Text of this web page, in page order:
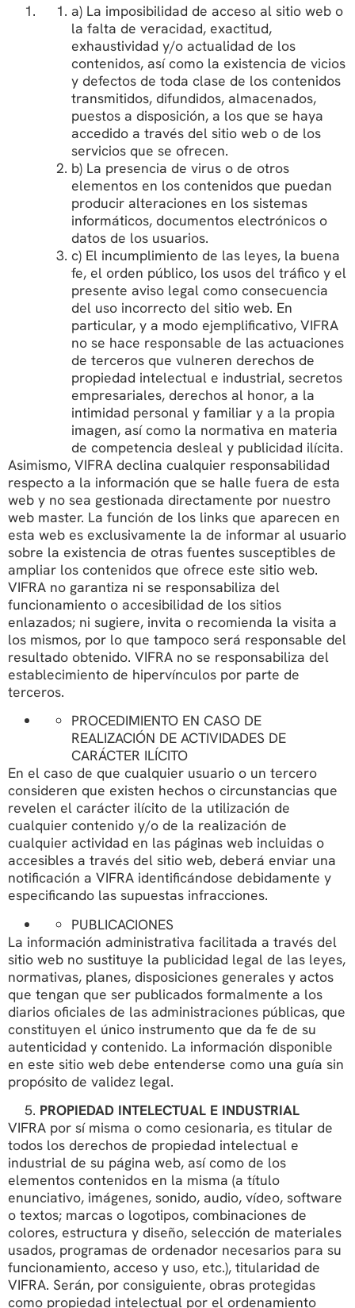
a) La imposibilidad de acceso al sitio web o
la falta de veracidad, exactitud,
exhaustividad y/o actualidad de los
contenidos, así como la existencia de vicios
y defectos de toda clase de los contenidos
transmitidos, difundidos, almacenados,
puestos a disposición, a los que se haya
accedido a través del sitio web o de los
servicios que se ofrecen.
b) La presencia de virus o de otros
elementos en los contenidos que puedan
producir alteraciones en los sistemas
informáticos, documentos electrónicos o
datos de los usuarios.
c) El incumplimiento de las leyes, la buena
fe, el orden público, los usos del tráfico y el
presente aviso legal como consecuencia
del uso incorrecto del sitio web. En
particular, y a modo ejemplificativo, VIFRA
no se hace responsable de las actuaciones
de terceros que vulneren derechos de
propiedad intelectual e industrial, secretos
empresariales, derechos al honor, a la
intimidad personal y familiar y a la propia
imagen, así como la normativa en materia
de competencia desleal y publicidad ilícita.
Asimismo, VIFRA declina cualquier responsabilidad
respecto a la información que se halle fuera de esta
web y no sea gestionada directamente por nuestro
web master. La función de los links que aparecen en
esta web es exclusivamente la de informar al usuario
sobre la existencia de otras fuentes susceptibles de
ampliar los contenidos que ofrece este sitio web.
VIFRA no garantiza ni se responsabiliza del
funcionamiento o accesibilidad de los sitios
enlazados; ni sugiere, invita o recomienda la visita a
los mismos, por lo que tampoco será responsable del
resultado obtenido. VIFRA no se responsabiliza del
establecimiento de hipervínculos por parte de
terceros.
PROCEDIMIENTO EN CASO DE
REALIZACIÓN DE ACTIVIDADES DE
CARÁCTER ILÍCITO
En el caso de que cualquier usuario o un tercero
consideren que existen hechos o circunstancias que
revelen el carácter ilícito de la utilización de
cualquier contenido y/o de la realización de
cualquier actividad en las páginas web incluidas o
accesibles a través del sitio web, deberá enviar una
notificación a VIFRA identificándose debidamente y
especificando las supuestas infracciones.
PUBLICACIONES
La información administrativa facilitada a través del
sitio web no sustituye la publicidad legal de las leyes,
normativas, planes, disposiciones generales y actos
que tengan que ser publicados formalmente a los
diarios oficiales de las administraciones públicas, que
constituyen el único instrumento que da fe de su
autenticidad y contenido. La información disponible
en este sitio web debe entenderse como una guía sin
propósito de validez legal.
PROPIEDAD INTELECTUAL E INDUSTRIAL
VIFRA por sí misma o como cesionaria, es titular de
todos los derechos de propiedad intelectual e
industrial de su página web, así como de los
elementos contenidos en la misma (a título
enunciativo, imágenes, sonido, audio, vídeo, software
o textos; marcas o logotipos, combinaciones de
colores, estructura y diseño, selección de materiales
usados, programas de ordenador necesarios para su
funcionamiento, acceso y uso, etc.), titularidad de
VIFRA. Serán, por consiguiente, obras protegidas
como propiedad intelectual por el ordenamiento